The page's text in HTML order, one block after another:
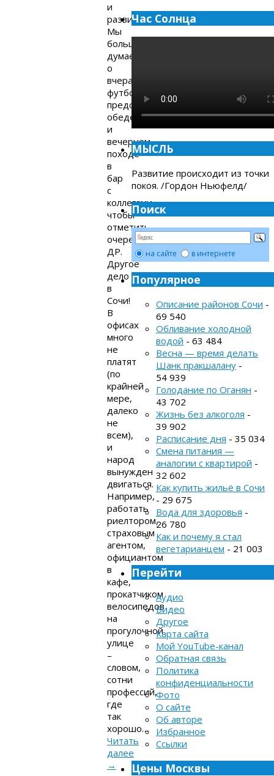
и
развитию!
Мы
больше
думаем
о
вчерашнем
футболе,
предстоящем
обеде
и
вечернем
походе
в
бар
с
коллегами,
чтобы
отметить
очередной
ДР.
Другое
дело
в
Сочи!
В
офисах
много
не
платят
(по
крайней
мере,
далеко
не
всем),
и
народ
вынужден
двигаться.
Например,
работать
риелтором,
страховым
агентом,
официантом
в
кафе,
прокатчиком
велосипедов
на
прогулочной
улице
–
словом,
сотни
профессий,
где
так
хорошо…
Читать
далее
→
Час Солнца
МЫСЛЬ
Развитие происходит из точки
покоя. /Гордон Ньюфелд/
Поиск
на сайте в интернете
Популярное
Описание районов Сочи -
69 540
Обливание холодной
водой - 63 484
Весна — время делать
Шанк пракшалану -
54 939
Голодание по Оганян -
43 702
Жизнь без алкоголя -
39 902
Расписание дня - 35 034
Смена питания —
аналогии с квартирой -
32 602
Как купить жильё в Сочи
- 29 675
Вода для здоровья -
26 780
Как и почему я стал
вегетарианцем - 21 003
Перейти
Аудио
Видео
Другое
Карта сайта
Мой YouTube-канал
Обратная связь
Политика
конфиденциальности
Фото
О сайте
Об авторе
Избранное
Ссылки
Цены Москвы